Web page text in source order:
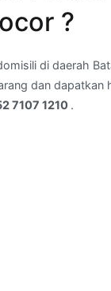
?
di daerah
dan dapatkan
7107 1210 .